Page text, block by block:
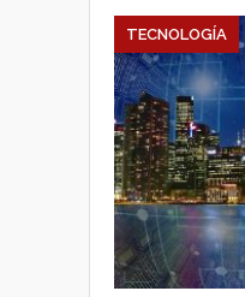
TECNOLOGÍA